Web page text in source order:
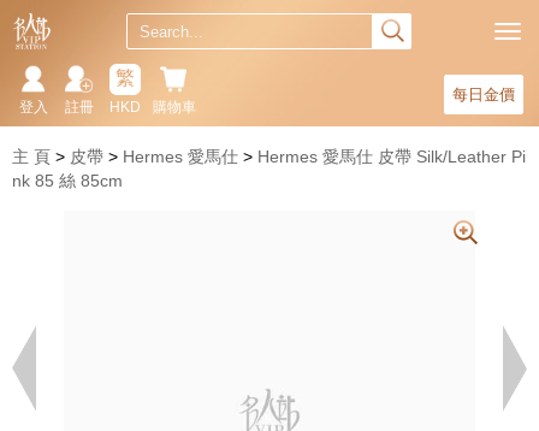
每日金價
購物車
繁
HKD
註冊
登入
主 頁 皮帶 Hermes 愛馬仕
Hermes 愛馬仕 皮帶 Silk/Leather Pi
nk 85 絲 85cm